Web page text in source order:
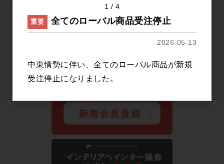
手すり養生用粘着テープ トッ
プガード
階段・廊下養生用 粘着シート
すべてのおすすめ商品を見る
1
4
重要
全てのローバル商品受注停止
2026-05-13
中東情勢に伴い、全てのローバル商品が新規
受注停止になりました。